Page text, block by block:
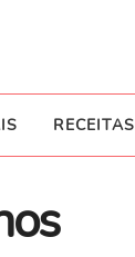
RECEITAS